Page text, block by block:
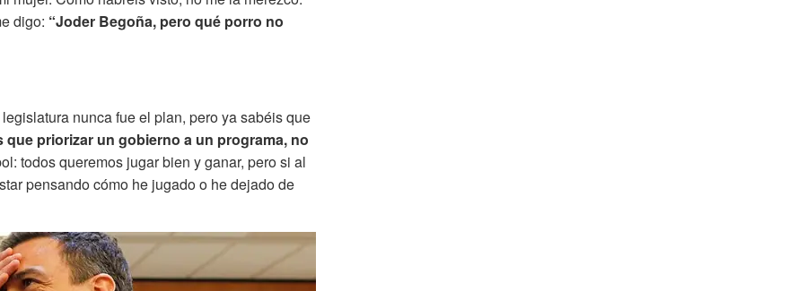
digo: “Joder Begoña, pero qué porro no
nunca fue el plan, pero ya sabéis que
que priorizar un gobierno a un programa, no
todos queremos jugar bien y ganar, pero si al
pensando cómo he jugado o he dejado de